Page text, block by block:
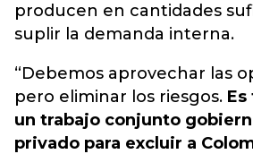
producen en cantidades
suplir la demanda interna.
“Debemos aprovechar las
pero eliminar los riesgos.
un trabajo conjunto
privado para excluir a